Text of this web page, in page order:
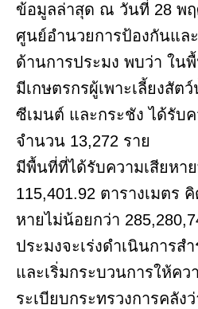
ข้อมูลล่าสุด ณ วันที่ 28 พฤ
ศูนย์อำนวยการป้องกันแ
ด้านการประมง พบว่า ใน
มีเกษตรกรผู้เพาะเลี้ยงสัต
ซีเมนต์ และกระชัง ได้รับ
จำนวน 13,272 ราย
มีพื้นที่ที่ได้รับความเสียหา
115,401.92 ตารางเมตร
หายไม่น้อยกว่า
ประมงจะเร่งดำเนินการส
และเริ่มกระบวนการให้คว
ระเบียบกระทรวงการคลัง